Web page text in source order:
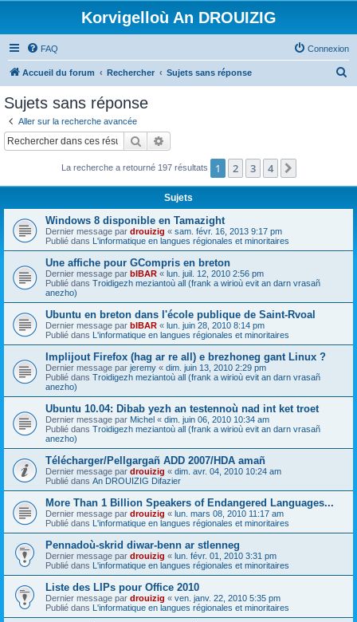
Korvigelloù An DROUIZIG
FAQ Connexion
Accueil du forum Rechercher Sujets sans réponse
c
Sujets sans réponse
Aller sur la recherche avancée
Rechercher
La recherche a retourné 197 résultats 1 2 3 4
Sujets
Windows 8 disponible en Tamazight
Dernier message par drouizig « sam. févr. 16, 2013 9:17 pm
Publié dans L'informatique en langues régionales et minoritaires
Une affiche pour GCompris en breton
Dernier message par bIBAR « lun. juil. 12, 2010 2:56 pm
Publié dans Troidigezh meziantoù all (frank a wirioù evit an darn vrasañ
anezho)
Ubuntu en breton dans l'école publique de Saint-Rvoal
Dernier message par bIBAR « lun. juin 28, 2010 8:14 pm
Publié dans L'informatique en langues régionales et minoritaires
Implijout Firefox (hag ar re all) e brezhoneg gant Linux ?
Dernier message par jeremy « dim. juin 13, 2010 2:29 pm
Publié dans Troidigezh meziantoù all (frank a wirioù evit an darn vrasañ
anezho)
Ubuntu 10.04: Dibab yezh an testennoù nad int ket troet
Dernier message par Michel « dim. juin 06, 2010 10:34 am
Publié dans Troidigezh meziantoù all (frank a wirioù evit an darn vrasañ
anezho)
Télécharger/Pellgargañ ADD 2007/HDA amañ
Dernier message par drouizig « dim. avr. 04, 2010 10:24 am
Publié dans An DROUIZIG Difazier
More Than 1 Billion Speakers of Endangered Languages...
Dernier message par drouizig « lun. mars 08, 2010 11:17 am
Publié dans L'informatique en langues régionales et minoritaires
Pennadoù-skrid diwar-benn ar stlenneg
Dernier message par drouizig « lun. févr. 01, 2010 3:31 pm
Publié dans L'informatique en langues régionales et minoritaires
Liste des LIPs pour Office 2010
Dernier message par drouizig « ven. janv. 22, 2010 5:35 pm
Publié dans L'informatique en langues régionales et minoritaires